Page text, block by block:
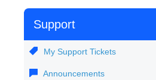
Support
My Support Tickets
Announcements